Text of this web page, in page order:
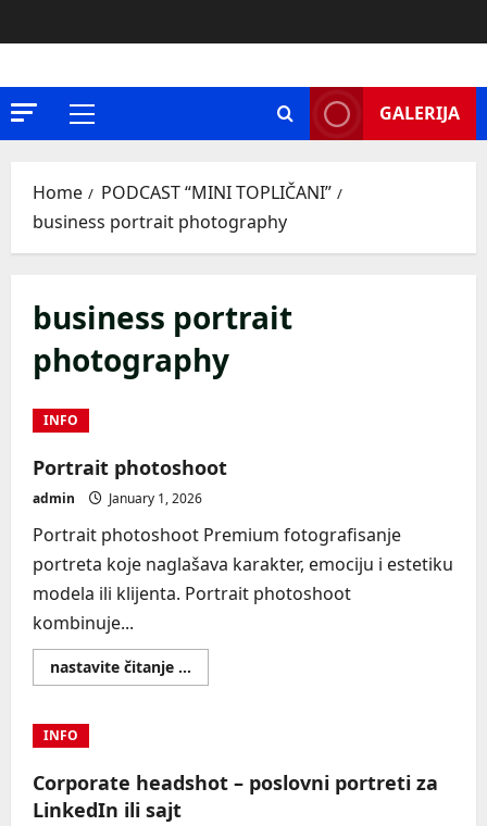
to
Primary
GALERIJA
Home
PODCAST “MINI TOPLIČANI”
business portrait photography
business portrait
photography
INFO
Portrait photoshoot
admin January 1, 2026
Portrait photoshoot Premium fotografisanje
portreta koje naglašava karakter, emociju i estetiku
modela ili klijenta. Portrait photoshoot
kombinuje...
nastavite čitanje ...
more
INFO
Corporate headshot – poslovni portreti za
LinkedIn ili sajt